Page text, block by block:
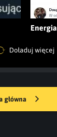
Energia
Doładuj więcej
główna